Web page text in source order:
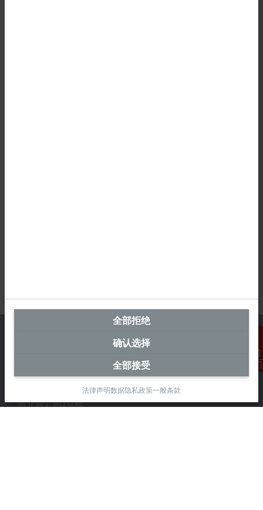
联系我们
毕孚自动化设备贸易(上海)有限公司
市北智汇园4号楼
全部拒绝
确认选择
全部接受
法律声明数据隐私政策一般条款